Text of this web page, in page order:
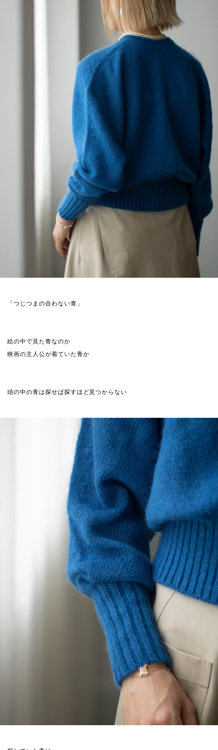
「つじつまの合わない青」
絵の中で見た青なのか
映画の主人公が着ていた青か
頭の中の青は探せば探すほど見つからない